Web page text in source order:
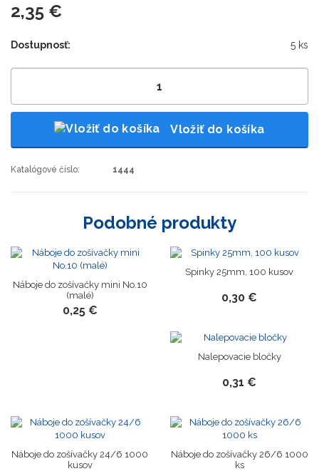
2,35 €
Dostupnosť: 5 ks
Vložiť do košíka
Katalógové číslo: 1444
Podobné produkty
Náboje do zošívačky mini No.10
(malé)
0,25 €
Spinky 25mm, 100 kusov
0,30 €
Nalepovacie bločky
0,31 €
Náboje do zošívačky 24/6 1000
kusov
Náboje do zošívačky 26/6 1000
ks